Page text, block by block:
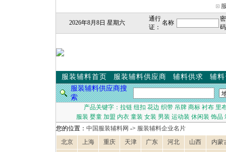
2026年8月8日 星期六
通行
证：
名称
密
码
服装辅料首页 服装辅料供应商 辅料供求
辅
服装辅料供应商搜
索
产品关键字： 拉链 纽扣 花边 织带 吊牌 商标 衬布 里
服装 婴童 加盟 内衣 童装 女装 男装 运动装 休闲装 饰品
您的位置： 中国服装辅料网 -> 服装辅料企业名片
北京
上海 重庆 天津 广东 河北 山西
内蒙